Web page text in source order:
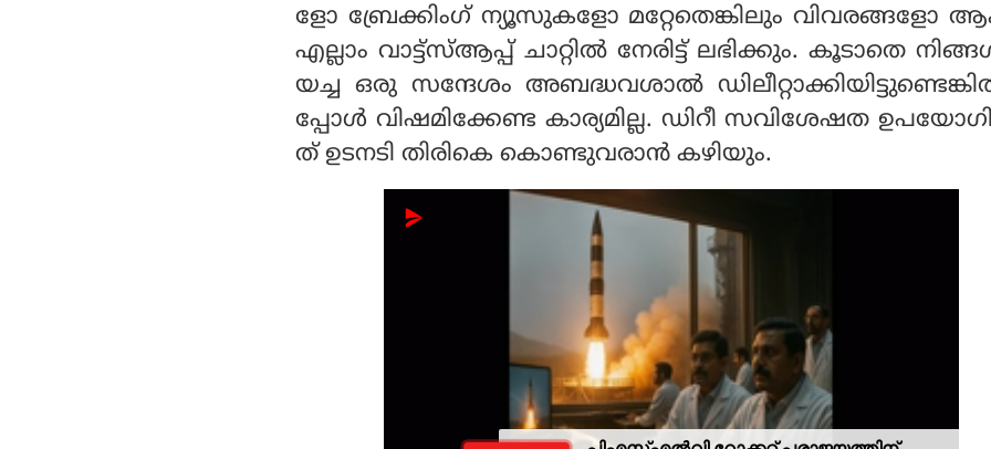
ളോ ബ്രേക്കിംഗ് ന്യൂസുകളോ മറ്റേതെങ്കിലും വിവരങ്ങളോ
എല്ലാം വാട്ട്സ്ആപ്പ് ചാറ്റില്‍ നേരിട്ട് ലഭിക്കും. കൂടാതെ
യച്ച ഒരു സന്ദേശം അബദ്ധവശാല്‍
പ്പോള്‍ വിഷമിക്കേണ്ട കാര്യമില്ല. ഡിറീ സവിശേഷത
ത് ഉടനടി തിരികെ കൊണ്ടുവരാന്‍ കഴിയും.